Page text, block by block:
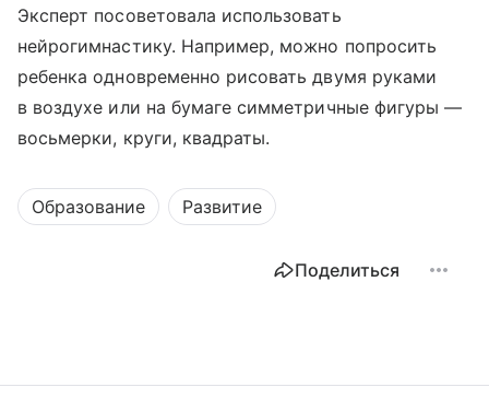
Эксперт посоветовала использовать
нейрогимнастику. Например, можно попросить
ребенка одновременно рисовать двумя руками
в воздухе или на бумаге симметричные фигуры —
восьмерки, круги, квадраты.
Образование Развитие
Поделиться